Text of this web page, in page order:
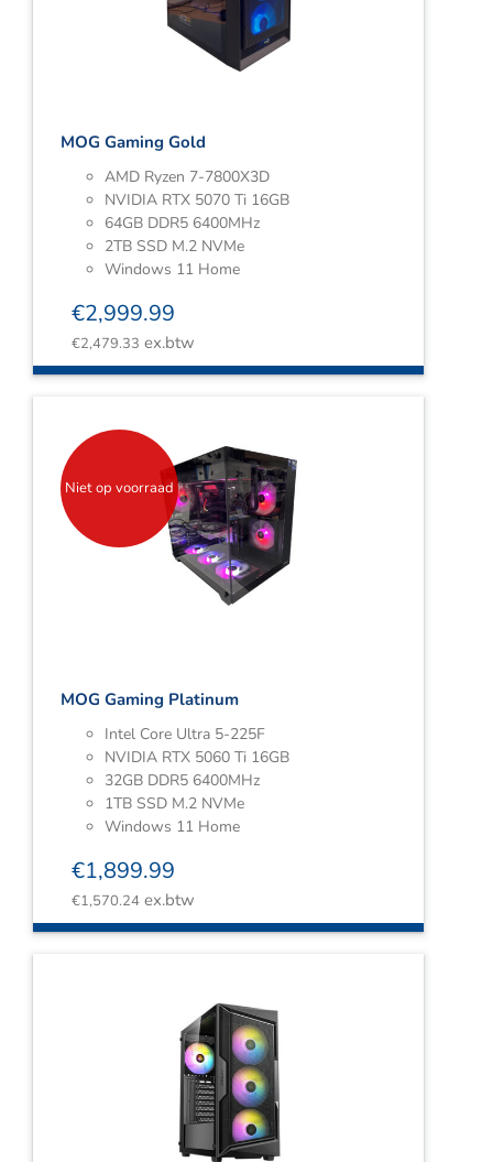
Winkelwagen
MOG Gaming Gold
AMD Ryzen 7-7800X3D
NVIDIA RTX 5070 Ti 16GB
64GB DDR5 6400MHz
2TB SSD M.2 NVMe
Windows 11 Home
€2,999.99
€2,479.33 ex.btw
Niet op voorraad
MOG Gaming Platinum
Intel Core Ultra 5-225F
NVIDIA RTX 5060 Ti 16GB
32GB DDR5 6400MHz
1TB SSD M.2 NVMe
Windows 11 Home
€1,899.99
€1,570.24 ex.btw